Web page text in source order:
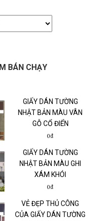
BÁN CHẠY
GIẤY DÁN TƯỜNG
NHẬT BẢN MÀU VÂN
GỖ CỔ ĐIỂN
0₫
GIẤY DÁN TƯỜNG
NHẬT BẢN MÀU GHI
XÁM KHÓI
0₫
VẺ ĐẸP THỦ CÔNG
CỦA GIẤY DÁN TƯỜNG